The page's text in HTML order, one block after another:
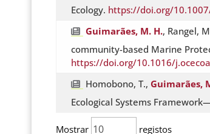
Ecology. https://doi.org/
Guimarães, M. H., Rangel,
community-based Marine
https://doi.org/10.1016/
Homobono, T., Guimarães,
Ecological Systems
Mostrar registos